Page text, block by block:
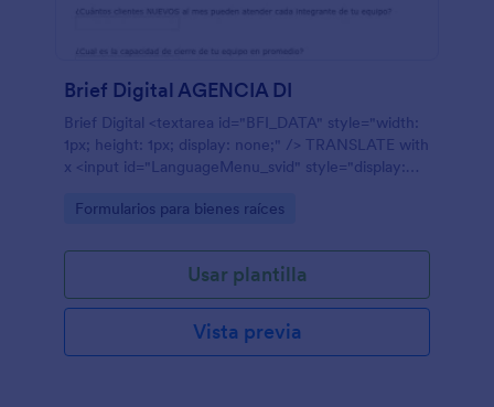
Brief Digital AGENCIA DI
Brief Digital <textarea id="BFI_DATA" style="width:
1px; height: 1px; display: none;" /> TRANSLATE with
x <input id="LanguageMenu_svid" style="display:
name="LanguageMenu_svid" type="text"
style="display: none;" autocomplete="on"
name="LanguageMenu_textid" type="text" />
English Arabic Hebrew Polish Bulgarian Hindi
Portuguese Catalan Hmong Daw Romanian Chinese
Simplified Hungarian Russian Chinese Traditional
Go to Category:
Formularios para bienes raíces
Usar plantilla
Vista previa